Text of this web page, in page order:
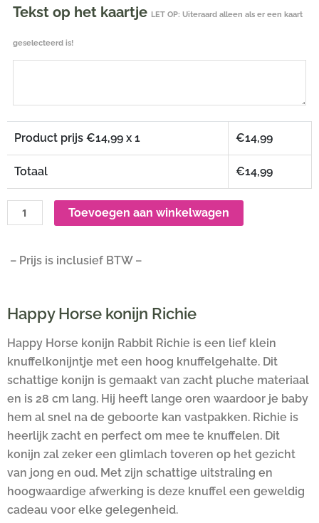
Tekst op het kaartje LET OP: Uiteraard alleen als er een kaart
geselecteerd is!
Product prijs €14,99 x 1 €14,99
Totaal €14,99
Toevoegen aan winkelwagen
– Prijs is inclusief BTW –
Happy Horse konijn Richie
Happy Horse konijn Rabbit Richie is een lief klein
knuffelkonijntje met een hoog knuffelgehalte. Dit
schattige konijn is gemaakt van zacht pluche materiaal
en is 28 cm lang. Hij heeft lange oren waardoor je baby
hem al snel na de geboorte kan vastpakken. Richie is
heerlijk zacht en perfect om mee te knuffelen. Dit
konijn zal zeker een glimlach toveren op het gezicht
van jong en oud. Met zijn schattige uitstraling en
hoogwaardige afwerking is deze knuffel een geweldig
cadeau voor elke gelegenheid.